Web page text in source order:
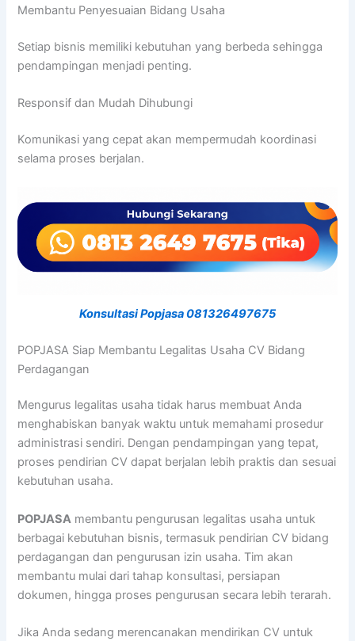
Membantu Penyesuaian Bidang Usaha
Setiap bisnis memiliki kebutuhan yang berbeda sehingga
pendampingan menjadi penting.
Responsif dan Mudah Dihubungi
Komunikasi yang cepat akan mempermudah koordinasi
selama proses berjalan.
Konsultasi Popjasa 081326497675
POPJASA Siap Membantu Legalitas Usaha CV Bidang
Perdagangan
Mengurus legalitas usaha tidak harus membuat Anda
menghabiskan banyak waktu untuk memahami prosedur
administrasi sendiri. Dengan pendampingan yang tepat,
proses pendirian CV dapat berjalan lebih praktis dan sesuai
kebutuhan usaha.
POPJASA membantu pengurusan legalitas usaha untuk
berbagai kebutuhan bisnis, termasuk pendirian CV bidang
perdagangan dan pengurusan izin usaha. Tim akan
membantu mulai dari tahap konsultasi, persiapan
dokumen, hingga proses pengurusan secara lebih terarah.
Jika Anda sedang merencanakan mendirikan CV untuk